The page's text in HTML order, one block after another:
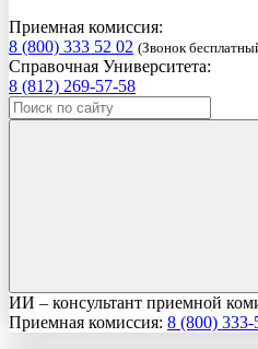
Приемная комиссия:
8 (800) 333 52 02 (Звонок
Справочная Университета:
8 (812) 269-57-58
ИИ – консультант приемной
Приемная комиссия: 8 (800) 333-